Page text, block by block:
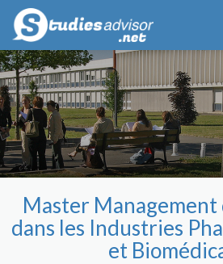
Master
dans les Industries
et